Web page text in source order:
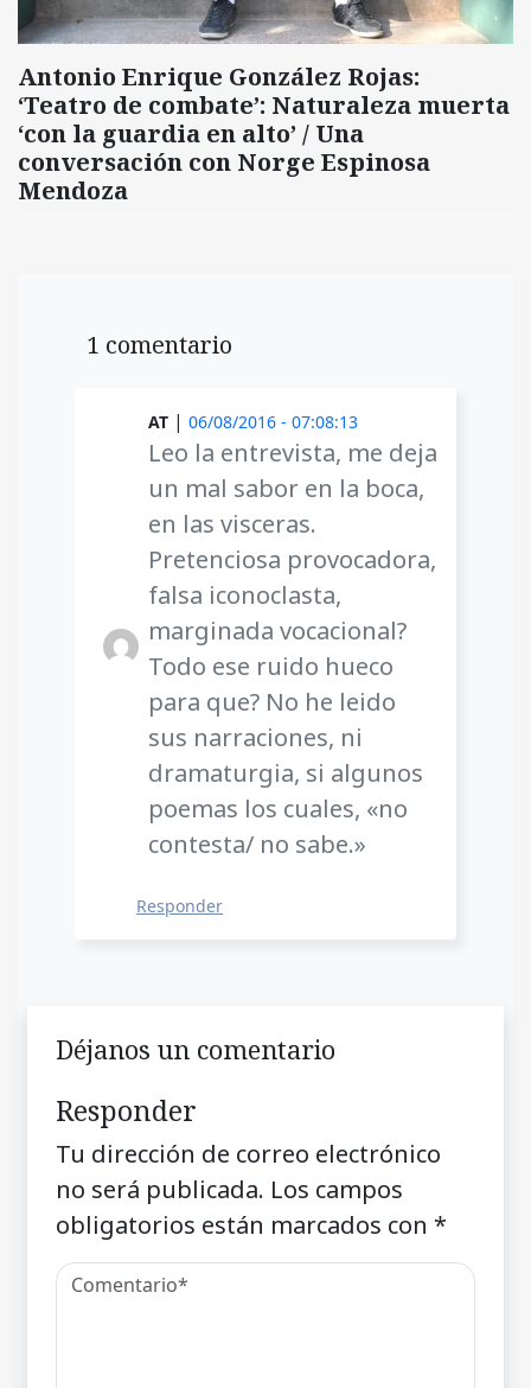
Antonio Enrique González Rojas:
‘Teatro de combate’: Naturaleza muerta
‘con la guardia en alto’ / Una
conversación con Norge Espinosa
Mendoza
1 comentario
AT | 06/08/2016 - 07:08:13
Leo la entrevista, me deja
un mal sabor en la boca,
en las visceras.
Pretenciosa provocadora,
falsa iconoclasta,
marginada vocacional?
Todo ese ruido hueco
para que? No he leido
sus narraciones, ni
dramaturgia, si algunos
poemas los cuales, «no
contesta/ no sabe.»
Responder
Déjanos un comentario
Responder
Tu dirección de correo electrónico
no será publicada. Los campos
obligatorios están marcados con *